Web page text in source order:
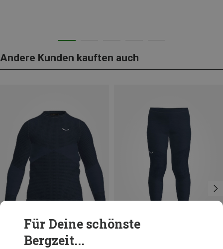
Andere Kunden kauften auch
Du sparst 17%
Für Deine schönste
Bergzeit...